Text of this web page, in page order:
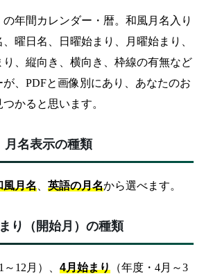
の年間カレンダー・暦。和風月名入り
曜日名、日曜始まり、月曜始まり、
り、縦向き、横向き、枠線の有無など
、PDFと画像別にあり、あなたのお
かると思います。
月名表示の種類
風月名 英語の月名から選べます。
り（開始月）の種類
～12月）、 4月始まり （年度・4月～3